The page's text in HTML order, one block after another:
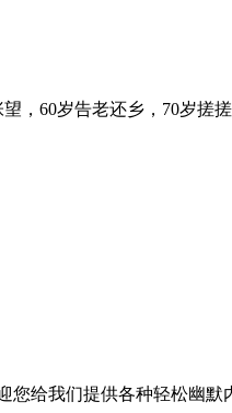
，60岁告老还乡，70岁
给我们提供各种轻松幽默